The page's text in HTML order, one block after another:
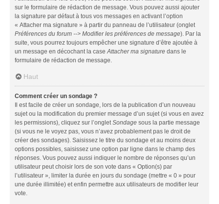
sur le formulaire de rédaction de message. Vous pouvez aussi ajouter
la signature par défaut à tous vos messages en activant l’option
« Attacher ma signature » à partir du panneau de l’utilisateur (onglet
Préférences du forum --> Modifier les préférences de message). Par la
suite, vous pourrez toujours empêcher une signature d’être ajoutée à
un message en décochant la case Attacher ma signature dans le
formulaire de rédaction de message.
Haut
Comment créer un sondage ?
Il est facile de créer un sondage, lors de la publication d’un nouveau
sujet ou la modification du premier message d’un sujet (si vous en avez
les permissions), cliquez sur l’onglet Sondage sous la partie message
(si vous ne le voyez pas, vous n’avez probablement pas le droit de
créer des sondages). Saisissez le titre du sondage et au moins deux
options possibles, saisissez une option par ligne dans le champ des
réponses. Vous pouvez aussi indiquer le nombre de réponses qu’un
utilisateur peut choisir lors de son vote dans « Option(s) par
l’utilisateur », limiter la durée en jours du sondage (mettre « 0 » pour
une durée illimitée) et enfin permettre aux utilisateurs de modifier leur
vote.